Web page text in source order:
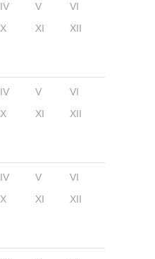
IV V
VI
X XI XII
IV V
VI
X XI XII
IV V
VI
X XI XII